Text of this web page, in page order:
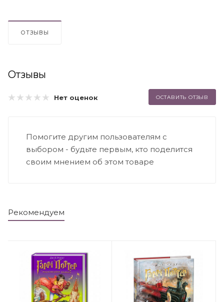
ОТЗЫВЫ
Отзывы
Нет оценок ОСТАВИТЬ ОТЗЫВ
Помогите другим пользователям с
выбором - будьте первым, кто поделится
своим мнением об этом товаре
Рекомендуем